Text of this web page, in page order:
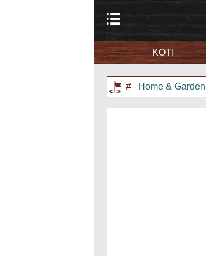
Koti
Puutarha ja
KOTI
# Home & Garden